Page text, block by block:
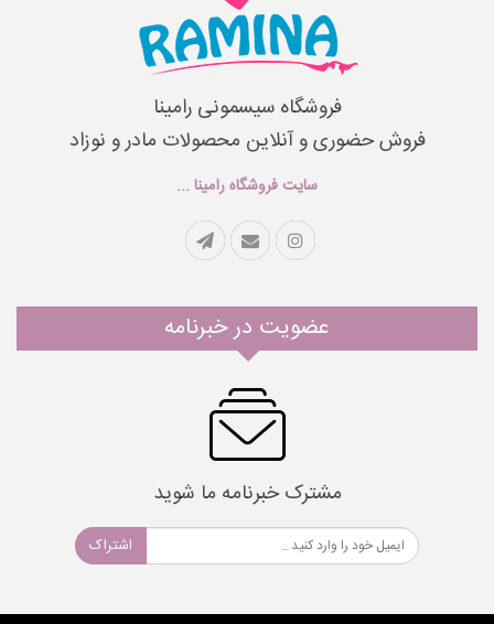
فروشگاه سیسمونی رامینا
فروش حضوری و آنلاین محصولات مادر و نوزاد
سایت فروشگاه رامینا ...
عضویت در خبرنامه
مشترک خبرنامه ما شوید
اشتراک